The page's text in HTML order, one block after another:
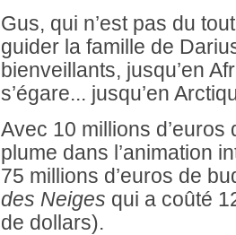
Gus, qui n’est pas du
guider la famille de
bienveillants, jusqu’en
s’égare... jusqu’en
Avec 10 millions
plume dans l’animation
75 millions d’euros de
des Neiges qui a coûté
de dollars).